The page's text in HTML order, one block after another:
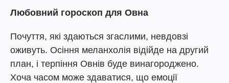
Любовний гороскоп для Овна
Почуття, які здаються згаслими, невдовзі
оживуть. Осіння меланхолія відійде на другий
план, і терпіння Овнів буде винагороджено.
Хоча часом може здаватися, що емоції